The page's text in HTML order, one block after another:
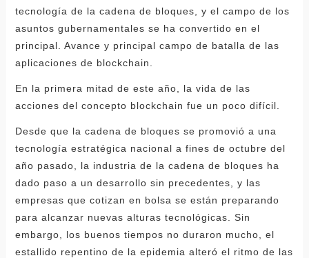
tecnología de la cadena de bloques, y el campo de los
asuntos gubernamentales se ha convertido en el
principal. Avance y principal campo de batalla de las
aplicaciones de blockchain.
En la primera mitad de este año, la vida de las
acciones del concepto blockchain fue un poco difícil.
Desde que la cadena de bloques se promovió a una
tecnología estratégica nacional a fines de octubre del
año pasado, la industria de la cadena de bloques ha
dado paso a un desarrollo sin precedentes, y las
empresas que cotizan en bolsa se están preparando
para alcanzar nuevas alturas tecnológicas. Sin
embargo, los buenos tiempos no duraron mucho, el
estallido repentino de la epidemia alteró el ritmo de las